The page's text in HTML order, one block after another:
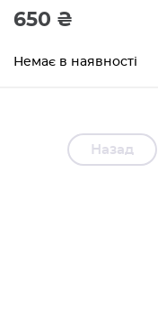
650 ₴
Немає в наявності
Назад